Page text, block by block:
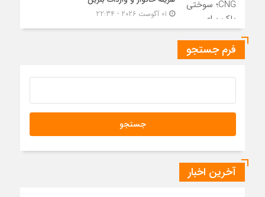
فرم جستجو
آخرین اخبار